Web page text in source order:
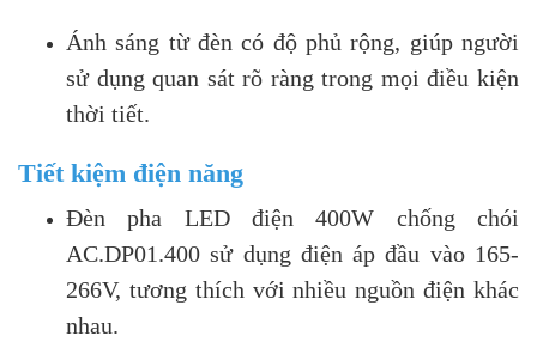
Ánh sáng từ đèn có độ phủ rộng, giúp người
sử dụng quan sát rõ ràng trong mọi điều kiện
thời tiết.
Tiết kiệm điện năng
Đèn pha LED điện 400W chống chói
AC.DP01.400 sử dụng điện áp đầu vào 165-
266V, tương thích với nhiều nguồn điện khác
nhau.